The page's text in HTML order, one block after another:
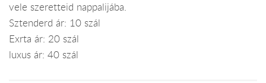
vele szeretteid nappalijába.
Sztenderd ár: 10 szál
Exrta ár: 20 szál
luxus ár: 40 szál